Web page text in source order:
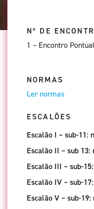
Nº DE
1 – Encontro Pontual
NORMAS
Ler normas
ESCALÕES
Escalão I – sub-11:
Escalão II – sub 13:
Escalão III – sub-
Escalão IV – sub-
Escalão V – sub-